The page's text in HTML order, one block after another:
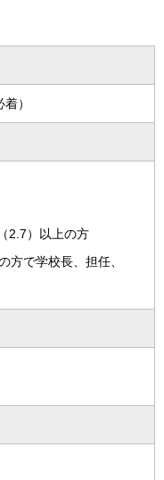
）
2.7）以上の方
方で学校長、担任、